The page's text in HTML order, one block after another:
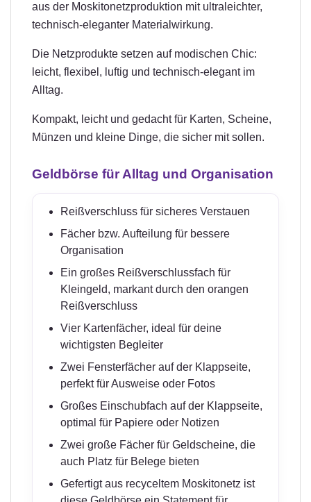
aus der Moskitonetzproduktion mit ultraleichter,
technisch-eleganter Materialwirkung.
Die Netzprodukte setzen auf modischen Chic:
leicht, flexibel, luftig und technisch-elegant im
Alltag.
Kompakt, leicht und gedacht für Karten, Scheine,
Münzen und kleine Dinge, die sicher mit sollen.
Geldbörse für Alltag und Organisation
Reißverschluss für sicheres Verstauen
Fächer bzw. Aufteilung für bessere
Organisation
Ein großes Reißverschlussfach für
Kleingeld, markant durch den orangen
Reißverschluss
Vier Kartenfächer, ideal für deine
wichtigsten Begleiter
Zwei Fensterfächer auf der Klappseite,
perfekt für Ausweise oder Fotos
Großes Einschubfach auf der Klappseite,
optimal für Papiere oder Notizen
Zwei große Fächer für Geldscheine, die
auch Platz für Belege bieten
Gefertigt aus recyceltem Moskitonetz ist